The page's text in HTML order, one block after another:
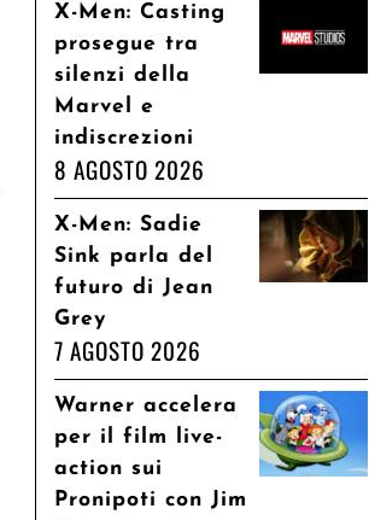
X-Men: Casting
prosegue tra
silenzi della
Marvel e
indiscrezioni
8 AGOSTO 2026
X-Men: Sadie
Sink parla del
futuro di Jean
Grey
7 AGOSTO 2026
Warner accelera
per il film live-
action sui
Pronipoti con Jim